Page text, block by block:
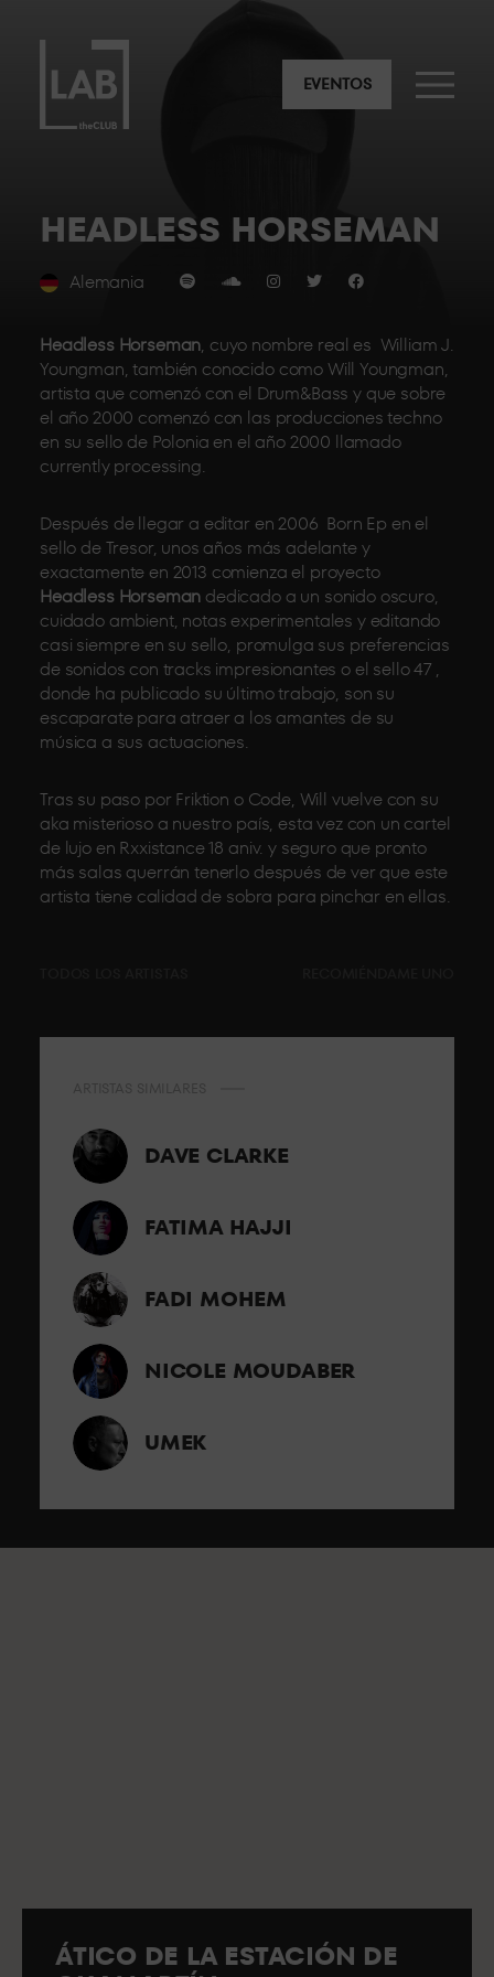
EVENTOS
HEADLESS HORSEMAN
Alemania
Headless Horseman, cuyo nombre real es William J.
Youngman, también conocido como Will Youngman,
artista que comenzó con el Drum&Bass y que sobre
el año 2000 comenzó con las producciones techno
en su sello de Polonia en el año 2000 llamado
currently processing.
Después de llegar a editar en 2006 Born Ep en el
sello de Tresor, unos años más adelante y
exactamente en 2013 comienza el proyecto
Headless Horseman dedicado a un sonido oscuro,
cuidado ambient, notas experimentales y editando
casi siempre en su sello, promulga sus preferencias
de sonidos con tracks impresionantes o el sello 47 ,
donde ha publicado su último trabajo, son su
escaparate para atraer a los amantes de su
música a sus actuaciones.
Tras su paso por Friktion o Code, Will vuelve con su
aka misterioso a nuestro país, esta vez con un cartel
de lujo en Rxxistance 18 aniv. y seguro que pronto
más salas querrán tenerlo después de ver que este
artista tiene calidad de sobra para pinchar en ellas.
DAVE CLARKE
FATIMA HAJJI
FADI MOHEM
NICOLE MOUDABER
UMEK
ÁTICO DE LA ESTACIÓN DE